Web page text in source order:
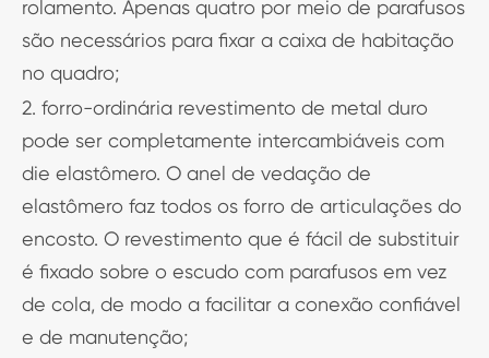
rolamento. Apenas quatro por meio de parafusos
são necessários para fixar a caixa de habitação
no quadro;
2. forro-ordinária revestimento de metal duro
pode ser completamente intercambiáveis com
die elastômero. O anel de vedação de
elastômero faz todos os forro de articulações do
encosto. O revestimento que é fácil de substituir
é fixado sobre o escudo com parafusos em vez
de cola, de modo a facilitar a conexão confiável
e de manutenção;